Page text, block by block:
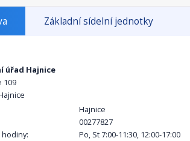
Základní sídelní jednotky
úřad Hajnice
109
Hajnice
00277827
Po, St 7:00-11:30, 12:00-17:00